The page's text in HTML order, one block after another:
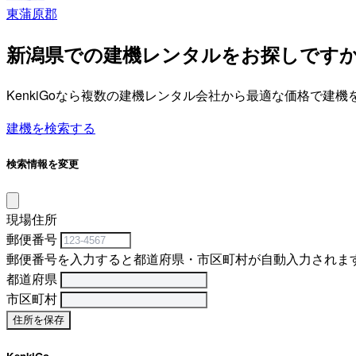
東蒲原郡
新潟県での建機レンタルをお探しです
KenkiGoなら複数の建機レンタル会社から最適な価格で建機
建機を検索する
検索情報を変更
現場住所
郵便番号
郵便番号を入力すると都道府県・市区町村が自動入力されま
都道府県
市区町村